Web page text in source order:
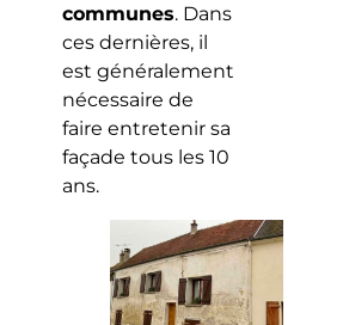
communes. Dans
ces dernières, il
est généralement
nécessaire de
faire entretenir sa
façade tous les 10
ans.